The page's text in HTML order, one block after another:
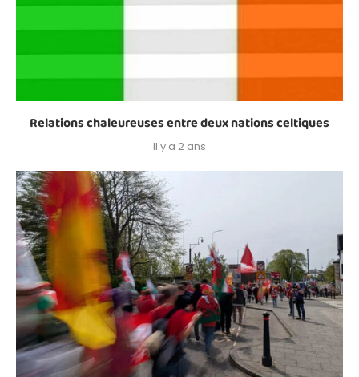
Relations chaleureuses entre deux nations celtiques
Il y a 2 ans